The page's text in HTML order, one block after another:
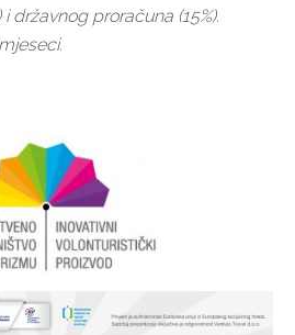
državnog proračuna (15%).